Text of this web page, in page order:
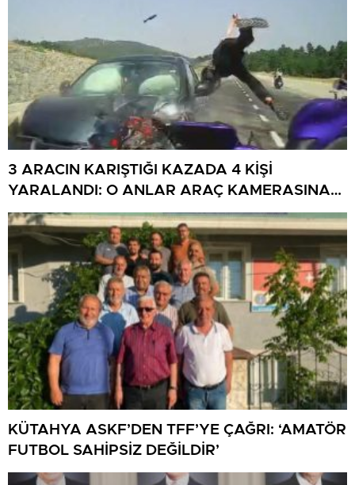
3 ARACIN KARIŞTIĞI KAZADA 4 KİŞİ
YARALANDI: O ANLAR ARAÇ KAMERASINA
YANSIDI
KÜTAHYA ASKF’DEN TFF’YE ÇAĞRI: ‘AMATÖR
FUTBOL SAHİPSİZ DEĞİLDİR’